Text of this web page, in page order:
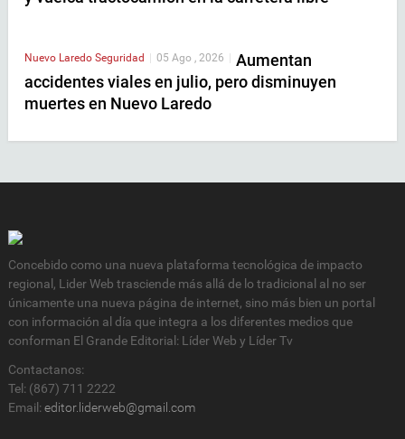
Nuevo Laredo Seguridad 05 Ago , 2026
Aumentan
accidentes viales en julio, pero disminuyen
muertes en Nuevo Laredo
Concebido como una nueva plataforma tecnológica de impacto
regional, Lider Web trasciende más allá de lo tradicional al no ser
únicamente una nueva página de internet, sino más bien un portal
con información al día que integra a los diferentes medios que
conforman El Grande Editorial: Líder Web y Líder Tv
Contactanos:
Tel: (867) 711 2222
Email: editor.liderweb@gmail.com